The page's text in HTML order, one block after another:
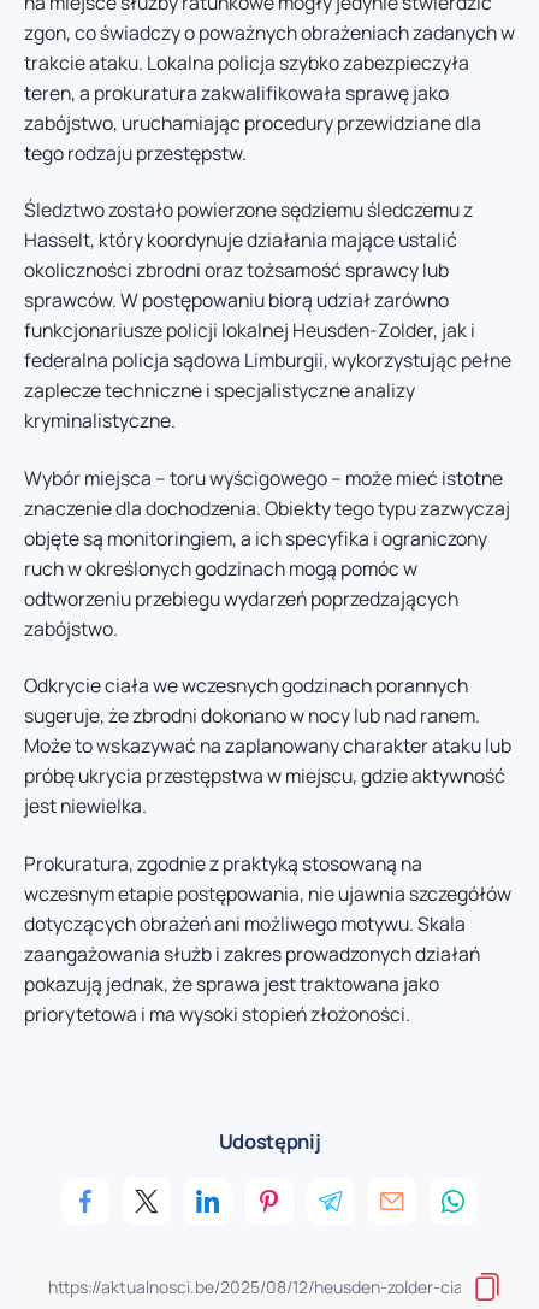
zgon, co świadczy o poważnych obrażeniach zadanych w
trakcie ataku. Lokalna policja szybko zabezpieczyła
teren, a prokuratura zakwalifikowała sprawę jako
zabójstwo, uruchamiając procedury przewidziane dla
tego rodzaju przestępstw.
Śledztwo zostało powierzone sędziemu śledczemu z
Hasselt, który koordynuje działania mające ustalić
okoliczności zbrodni oraz tożsamość sprawcy lub
sprawców. W postępowaniu biorą udział zarówno
funkcjonariusze policji lokalnej Heusden-Zolder, jak i
federalna policja sądowa Limburgii, wykorzystując pełne
zaplecze techniczne i specjalistyczne analizy
kryminalistyczne.
Wybór miejsca – toru wyścigowego – może mieć istotne
znaczenie dla dochodzenia. Obiekty tego typu zazwyczaj
objęte są monitoringiem, a ich specyfika i ograniczony
ruch w określonych godzinach mogą pomóc w
odtworzeniu przebiegu wydarzeń poprzedzających
zabójstwo.
Odkrycie ciała we wczesnych godzinach porannych
sugeruje, że zbrodni dokonano w nocy lub nad ranem.
Może to wskazywać na zaplanowany charakter ataku lub
próbę ukrycia przestępstwa w miejscu, gdzie aktywność
jest niewielka.
Prokuratura, zgodnie z praktyką stosowaną na
wczesnym etapie postępowania, nie ujawnia szczegółów
dotyczących obrażeń ani możliwego motywu. Skala
zaangażowania służb i zakres prowadzonych działań
pokazują jednak, że sprawa jest traktowana jako
priorytetowa i ma wysoki stopień złożoności.
Udostępnij